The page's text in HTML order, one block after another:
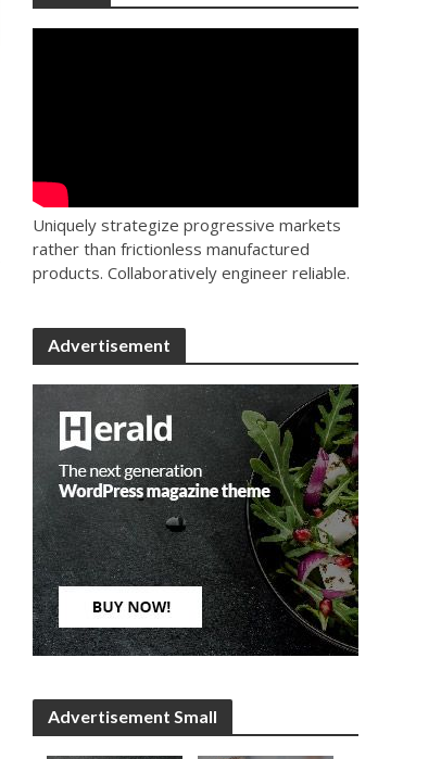
Uniquely strategize progressive markets
rather than frictionless manufactured
products. Collaboratively engineer reliable.
Advertisement
Advertisement Small